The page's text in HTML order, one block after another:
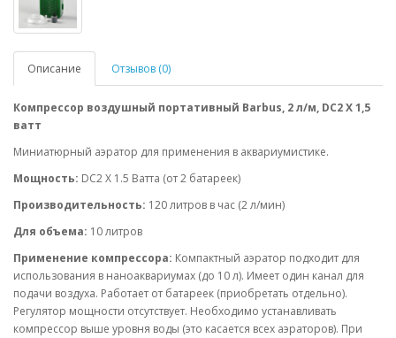
Описание Отзывов (0)
Компрессор воздушный портативный Barbus, 2 л/м, DC2 X 1,5
ватт
Миниатюрный аэратор для применения в аквариумистике.
Мощность: DC2 X 1.5 Ватта (от 2 батареек)
Производительность: 120 литров в час (2 л/мин)
Для объема: 10 литров
Применение компрессора: Компактный аэратор подходит для
использования в наноаквариумах (до 10 л). Имеет один канал для
подачи воздуха. Работает от батареек (приобретать отдельно).
Регулятор мощности отсутствует. Необходимо устанавливать
компрессор выше уровня воды (это касается всех аэраторов). При